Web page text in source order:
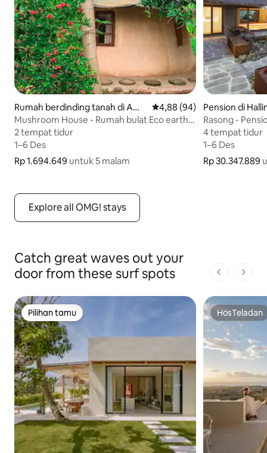
Rumah berdinding tanah di Amp
hoe Pai, Thailand
Mushroom House - Rumah bulat Eco earth
bag
2 tempat tidur
2 tempat tidur
1–6 Des
1–6 Des
Rp 1.694.649 untuk 5 malam
Rp 1.694.649 untuk 5 malam
Nilai rata-rata 4,88 dari 5,
4,88 (94)
Pension di
orea Selatan
Rasong -
Hyeopjae
4 tempat tidur
4 tempat tidur
1–6 Des
1–6 Des
Rp 30.347.889
Rp 30.347.889
Explore all OMG! stays
Catch great waves out your
door from these surf spots
1 dari 1
Pilihan tamu
Pilihan tamu
HosTeladan
HosTeladan